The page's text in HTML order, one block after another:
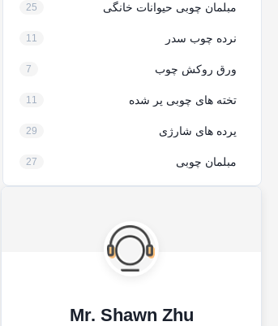
مبلمان چوبی حیوانات خانگی 25
نرده چوب سدر 11
ورق روکش چوب 7
تخته های چوبی پر شده 11
پرده های شارژی 29
مبلمان چوبی 27
Mr. Shawn Zhu